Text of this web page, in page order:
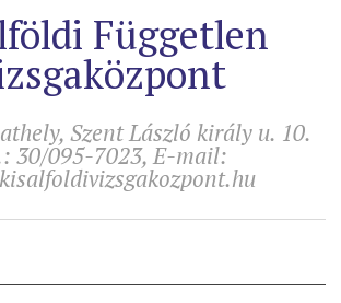
Független
Szent László király u. 10.
30/095-7023, E-mail: